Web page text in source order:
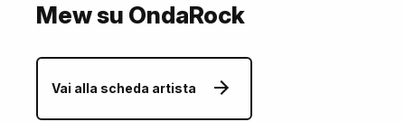
Mew su OndaRock
Vai alla scheda artista